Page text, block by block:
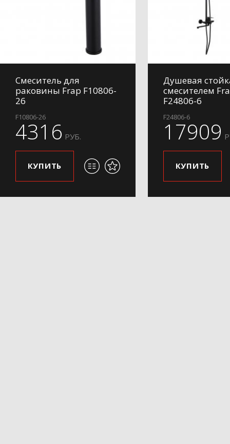
Смеситель для
раковины Frap F10806-
26
F10806-26
4316 РУБ.
КУПИТЬ
Душевая
смесителем
F24806-6
F24806-6
17909
КУПИТЬ